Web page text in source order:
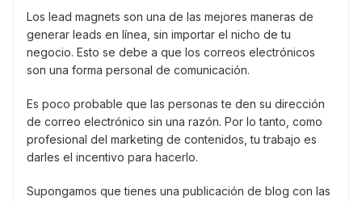
Los lead magnets son una de las mejores maneras de
generar leads en línea, sin importar el nicho de tu
negocio. Esto se debe a que los correos electrónicos
son una forma personal de comunicación.
Es poco probable que las personas te den su dirección
de correo electrónico sin una razón. Por lo tanto, como
profesional del marketing de contenidos, tu trabajo es
darles el incentivo para hacerlo.
Supongamos que tienes una publicación de blog con las